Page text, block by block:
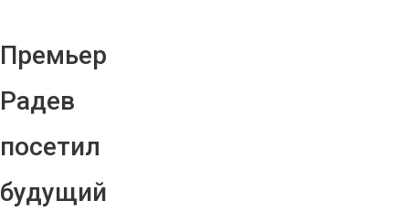
Премьер
Радев
посетил
будущий